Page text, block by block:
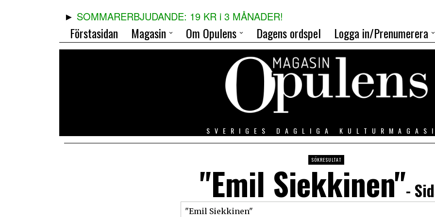
SOMMARERBJUDANDE: 19 KR i 3 MÅNADER!
Förstasidan Magasin Om Opulens Dagens ordspel Logga in/Prenumerera
SVERIGES DAGLIGA
SÖKRESULTAT
"Emil Siekkinen"-